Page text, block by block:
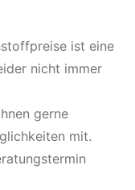
ist eine
nicht immer
gerne
mit.